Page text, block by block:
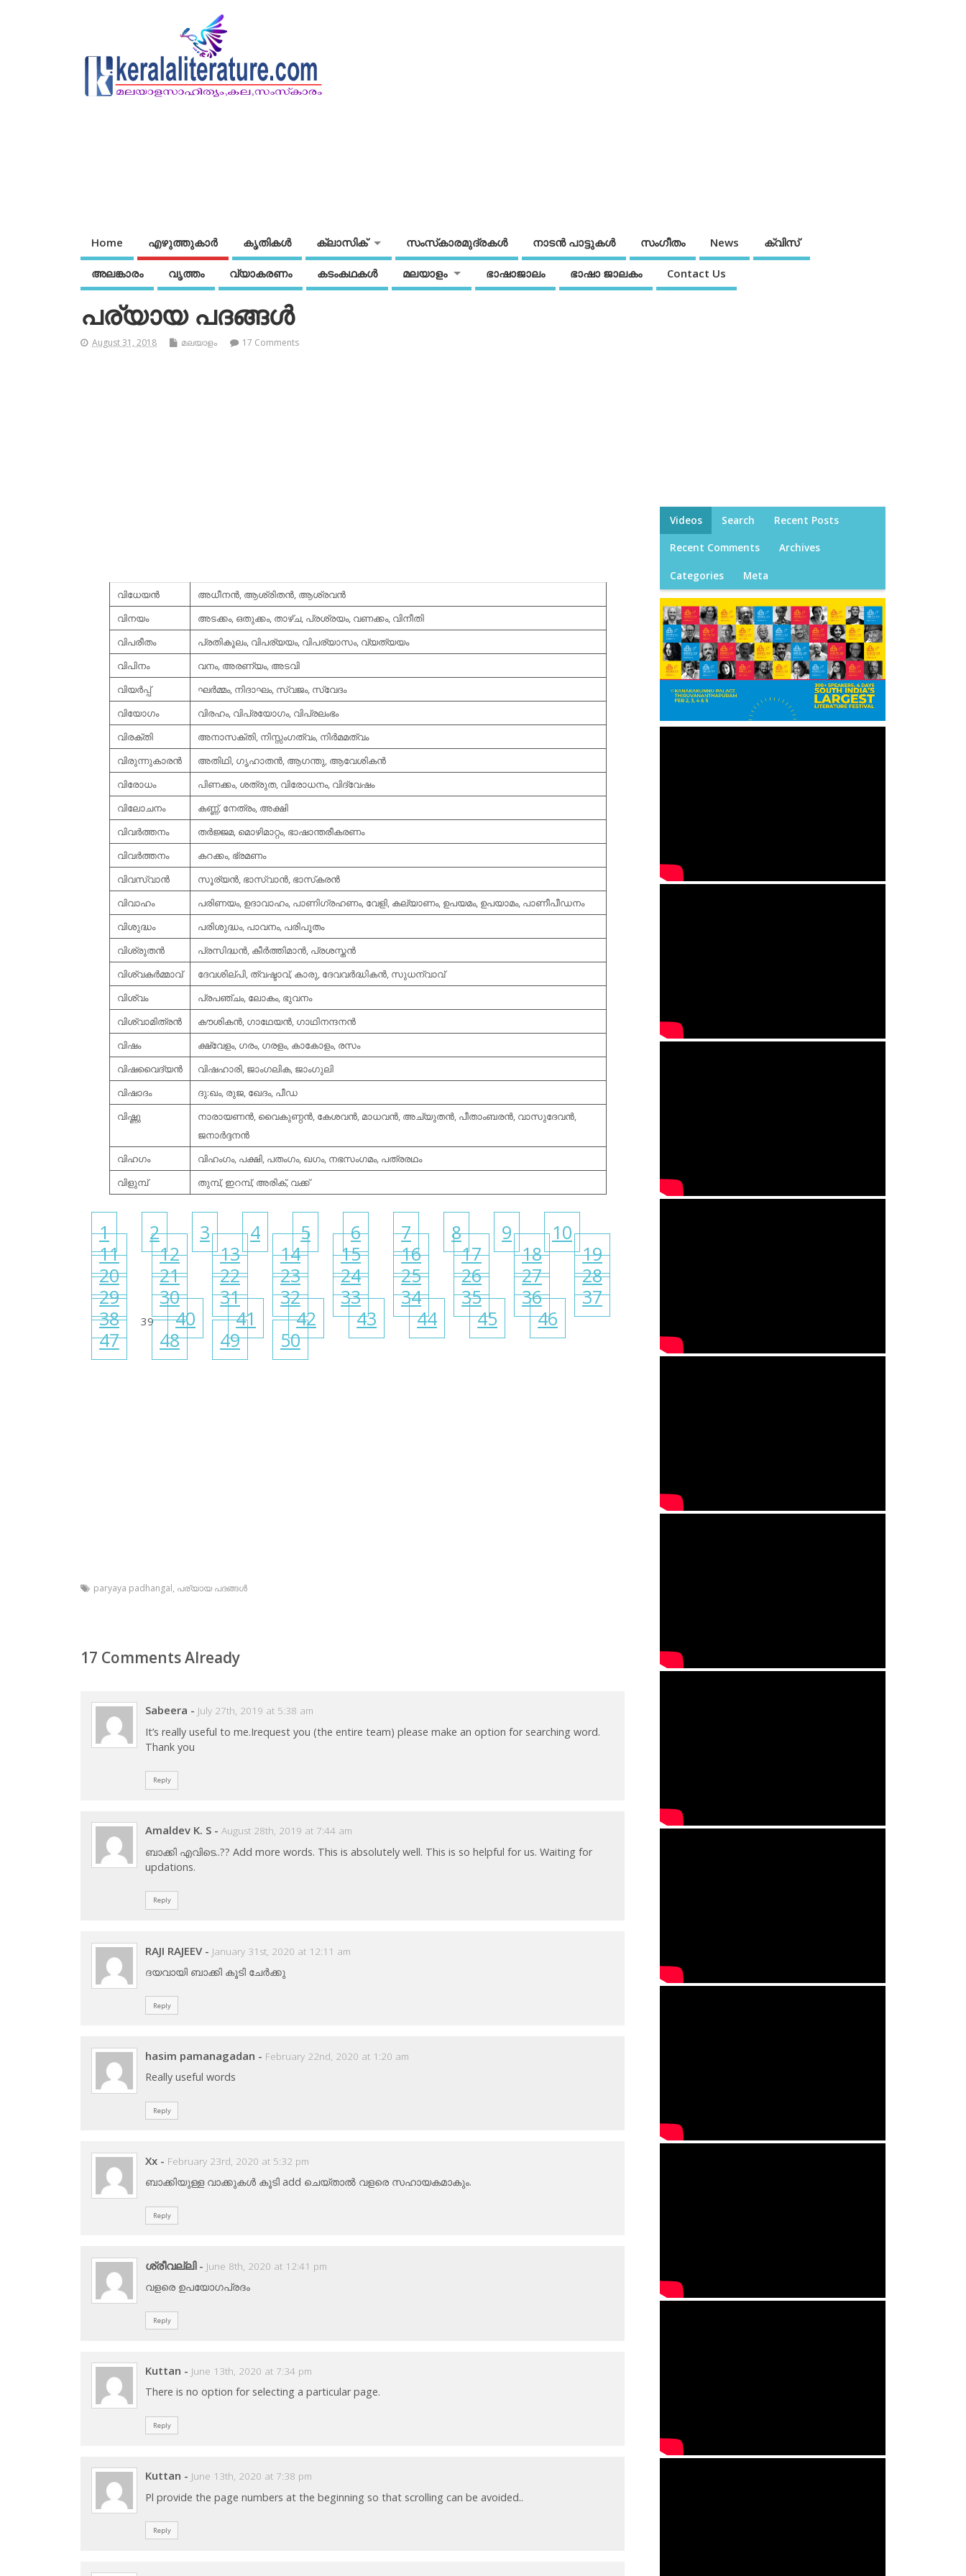
Home എഴുത്തുകാര്‍ കൃതികൾ ക്ലാസിക് സംസ്‌കാരമുദ്രകള്‍ നാടന്‍ പാട്ടുകള്‍ സംഗീതം News ക്വിസ്
അലങ്കാരം വൃത്തം വ്യാകരണം കടംകഥകള്‍ മലയാളം ഭാഷാജാലം ഭാഷാ ജാലകം Contact Us
പര്യായ പദങ്ങള്‍
August 31, 2018 മലയാളം 17 Comments
വിധേയന്‍
അധീനന്‍, ആശ്രിതന്‍, ആശ്രവന്‍
വിനയം
അടക്കം, ഒതുക്കം, താഴ്ച, പ്രശ്രയം, വണക്കം, വിനീതി
വിപരീതം
പ്രതികൂലം, വിപര്യയം, വിപര്യാസം, വ്യത്യയം
വിപിനം
വനം, അരണ്യം, അടവി
വിയര്‍പ്പ്
ഘര്‍മ്മം, നിദാഘം, സ്വജം, സ്വേദം
വിയോഗം
വിരഹം, വിപ്രയോഗം, വിപ്രലംഭം
വിരക്തി
അനാസക്തി, നിസ്സംഗത്വം, നിര്‍മമത്വം
വിരുന്നുകാരന്‍
അതിഥി, ഗൃഹാതന്‍, ആഗന്തു, ആവേശികന്‍
വിരോധം
പിണക്കം, ശത്രുത, വിരോധനം, വിദ്വേഷം
വിലോചനം
കണ്ണ്, നേത്രം, അക്ഷി
വിവര്‍ത്തനം
തര്‍ജ്ജമ, മൊഴിമാറ്റം, ഭാഷാന്തരീകരണം
വിവര്‍ത്തനം
കറക്കം, ഭ്രമണം
വിവസ്വാന്‍
സൂര്യന്‍, ഭാസ്വാന്‍, ഭാസ്‌കരന്‍
വിവാഹം
പരിണയം, ഉദാവാഹം, പാണിഗ്രഹണം, വേളി, കല്യാണം, ഉപയമം, ഉപയാമം, പാണീപീഡനം
വിശുദ്ധം
പരിശുദ്ധം, പാവനം, പരിപൂതം
വിശ്രുതന്‍
പ്രസിദ്ധന്‍, കീര്‍ത്തിമാന്‍, പ്രശസ്തന്‍
വിശ്വകര്‍മ്മാവ്
ദേവശില്പി, ത്വഷ്ടാവ്, കാരു, ദേവവര്‍ദ്ധികന്‍, സുധന്വാവ്
വിശ്വം
പ്രപഞ്ചം, ലോകം, ഭുവനം
വിശ്വാമിത്രന്‍
കൗശികന്‍, ഗാഥേയന്‍, ഗാഥിനന്ദനന്‍
വിഷം
ക്ഷ്വേളം, ഗരം, ഗരളം, കാകോളം, രസം
വിഷവൈദ്യന്‍
വിഷഹാരി, ജാംഗലിക, ജാംഗുലി
വിഷാദം
ദു:ഖം, രുജ, ഖേദം, പീഡ
വിഷ്ണു
നാരായണന്‍, വൈകുണ്ഠന്‍, കേശവന്‍, മാധവന്‍, അച്യുതന്‍, പീതാംബരന്‍, വാസുദേവന്‍,
ജനാര്‍ദ്ദനന്‍
വിഹഗം
വിഹംഗം, പക്ഷി, പതംഗം, ഖഗം, നഭസംഗമം, പത്രരഥം
വിളുമ്പ്
തുമ്പ്, ഇറമ്പ്, അരിക്, വക്ക്‌
1 2 3 4 5 6 7 8 9
10
11
12 13 14 15 16 17 18
19
20
21 22 23 24 25 26 27
28
29
30 31 32 33 34 35 36
37
38
39 40 41 42 43 44 45
46
47
48 49 50
paryaya padhangal, പര്യായ പദങ്ങള്‍
17 Comments Already
Sabeera - July 27th, 2019 at 5:38 am
It’s really useful to me.Irequest you (the entire team) please make an option for searching word.
Thank you
Reply
Amaldev K. S - August 28th, 2019 at 7:44 am
ബാക്കി എവിടെ..?? Add more words. This is absolutely well. This is so helpful for us. Waiting for
updations.
Reply
RAJI RAJEEV - January 31st, 2020 at 12:11 am
ദയവായി ബാക്കി കൂടി ചേർക്കു
Reply
hasim pamanagadan - February 22nd, 2020 at 1:20 am
Really useful words
Reply
Xx - February 23rd, 2020 at 5:32 pm
ബാക്കിയുള്ള വാക്കുകൾ കൂടി add ചെയ്താൽ വളരെ സഹായകമാകും.
Reply
ശ്രീവല്ലി - June 8th, 2020 at 12:41 pm
വളരെ ഉപയോഗപ്രദം
Reply
Kuttan - June 13th, 2020 at 7:34 pm
There is no option for selecting a particular page.
Reply
Kuttan - June 13th, 2020 at 7:38 pm
Pl provide the page numbers at the beginning so that scrolling can be avoided..
Reply
Videos Search Recent Posts
Recent Comments Archives
Categories Meta